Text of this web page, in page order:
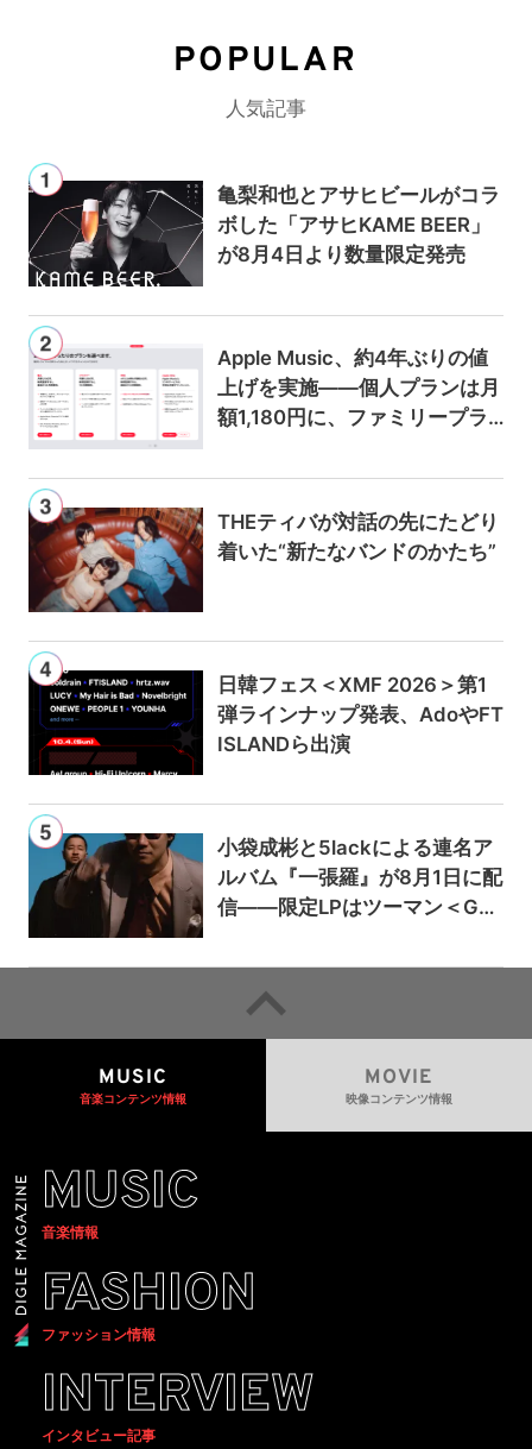
POPULAR
人気記事
亀梨和也とアサヒビールがコラ
ボした「アサヒKAME BEER」
が8月4日より数量限定発売
Apple Music、約4年ぶりの値
上げを実施——個人プランは月
額1,180円に、ファミリープラ
THEティバが対話の先にたどり
着いた“新たなバンドのかたち”
日韓フェス＜XMF 2026＞第1
弾ラインナップ発表、AdoやFT
ISLANDら出演
小袋成彬と5lackによる連名ア
ルバム『一張羅』が8月1日に配
信——限定LPはツーマン＜Gai
MUSIC
音楽コンテンツ情報
MOVIE
映像コンテンツ情報
MUSIC
音楽情報
FASHION
ファッション情報
INTERVIEW
インタビュー記事